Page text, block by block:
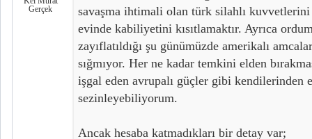
Gerçek
savaşma ihtimali olan türk silahlı
evinde kabiliyetini kısıtlamaktır. Ayrıca
zayıflatıldığı şu günümüzde amerikalı
sığmıyor. Her ne kadar temkini elden
işgal eden avrupalı güçler gibi kendilerinden
sezinleyebiliyorum.
Ancak hesaba katmadıkları bir detay var;